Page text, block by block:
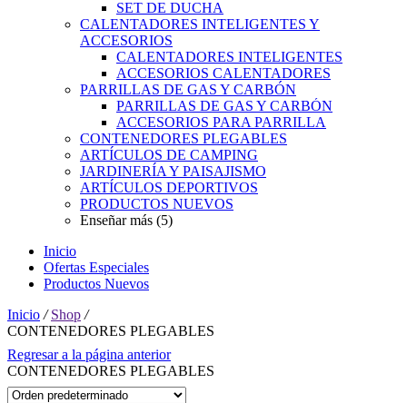
SET DE DUCHA
CALENTADORES INTELIGENTES Y
ACCESORIOS
CALENTADORES INTELIGENTES
ACCESORIOS CALENTADORES
PARRILLAS DE GAS Y CARBÓN
PARRILLAS DE GAS Y CARBÓN
ACCESORIOS PARA PARRILLA
CONTENEDORES PLEGABLES
ARTÍCULOS DE CAMPING
JARDINERÍA Y PAISAJISMO
ARTÍCULOS DEPORTIVOS
PRODUCTOS NUEVOS
Enseñar más (5)
Inicio
Ofertas Especiales
Productos Nuevos
Inicio / Shop /
CONTENEDORES PLEGABLES
Regresar a la página anterior
CONTENEDORES PLEGABLES